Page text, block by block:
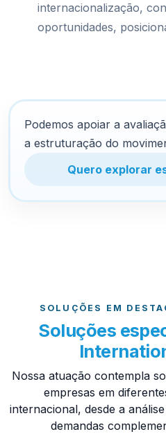
internacionalização,
oportunidades,
Podemos apoiar a
a estruturação do
Quero explorar
SOLUÇÕES EM
Soluções
Nossa atuação contempla
empresas em
internacional, desde a
demandas